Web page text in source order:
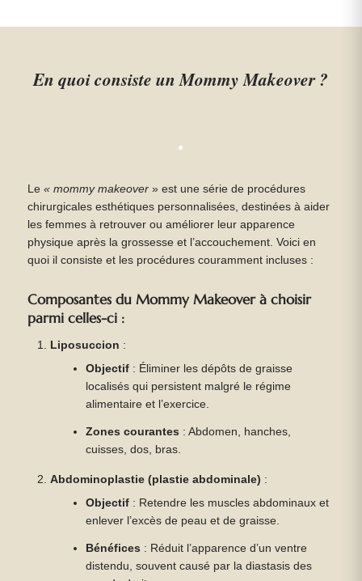
En quoi consiste un Mommy Makeover ?
Le « mommy makeover» est une série de procédures
chirurgicales esthétiques personnalisées, destinées à aider
les femmes à retrouver ou améliorer leur apparence
physique après la grossesse et l’accouchement. Voici en
quoi il consiste et les procédures couramment incluses :
Composantes du Mommy Makeover à choisir
parmi celles-ci :
Liposuccion :
Objectif : Éliminer les dépôts de graisse
localisés qui persistent malgré le régime
alimentaire et l’exercice.
Zones courantes : Abdomen, hanches,
cuisses, dos, bras.
Abdominoplastie (plastie abdominale) :
Objectif : Retendre les muscles abdominaux et
enlever l’excès de peau et de graisse.
Bénéfices : Réduit l’apparence d’un ventre
distendu, souvent causé par la diastasis des